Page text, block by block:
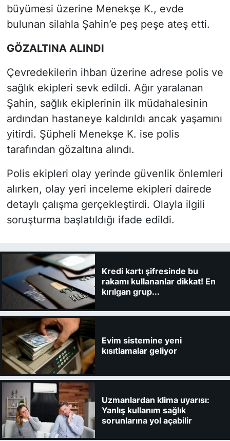
büyümesi üzerine Menekşe K., evde
bulunan silahla Şahin’e peş peşe ateş etti.
GÖZALTINA ALINDI
Çevredekilerin ihbarı üzerine adrese polis ve
sağlık ekipleri sevk edildi. Ağır yaralanan
Şahin, sağlık ekiplerinin ilk müdahalesinin
ardından hastaneye kaldırıldı ancak yaşamını
yitirdi. Şüpheli Menekşe K. ise polis
tarafından gözaltına alındı.
Polis ekipleri olay yerinde güvenlik önlemleri
alırken, olay yeri inceleme ekipleri dairede
detaylı çalışma gerçekleştirdi. Olayla ilgili
soruşturma başlatıldığı ifade edildi.
Kredi kartı şifresinde bu
rakamı kullananlar dikkat! En
kırılgan grup...
Evim sistemine yeni
kısıtlamalar geliyor
Uzmanlardan klima uyarısı:
Yanlış kullanım sağlık
sorunlarına yol açabilir